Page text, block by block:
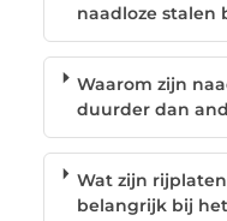
naadloze stalen
Waarom zijn
duurder dan
Wat zijn
belangrijk bij